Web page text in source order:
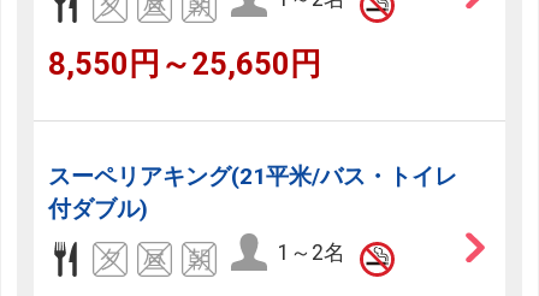
8,550円～25,650円
スーペリアキング(21平米/バス・トイレ
付ダブル)
1～2名